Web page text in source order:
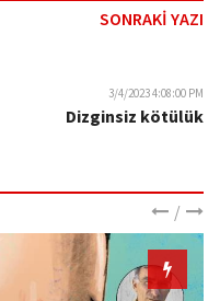
SONRAKİ YAZI
3/4/2023 4:08:00 PM
Dizginsiz kötülük
/